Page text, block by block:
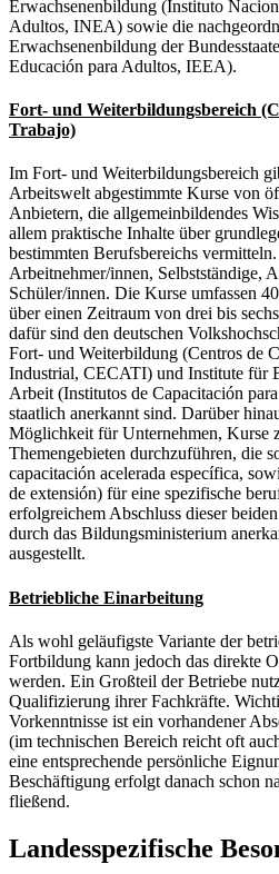
Erwachsenenbildung (Instituto
Adultos, INEA) sowie die
Erwachsenenbildung der
Educación para Adultos, IEEA).
Fort- und Weiterbildungsbereich
Trabajo)
Im Fort- und Weiterbildungsbereich
Arbeitswelt abgestimmte Kurse von
Anbietern, die allgemeinbildendes
allem praktische Inhalte über
bestimmten Berufsbereichs
Arbeitnehmer/innen, Selbstständige,
Schüler/innen. Die Kurse umfassen
über einen Zeitraum von drei bis
dafür sind den deutschen
Fort- und Weiterbildung (Centros de
Industrial, CECATI) und Institute für
Arbeit (Institutos de Capacitación
staatlich anerkannt sind. Darüber
Möglichkeit für Unternehmen, Kurse
Themengebieten durchzuführen, die
capacitación acelerada específica,
de extensión) für eine spezifische
erfolgreichem Abschluss dieser
durch das Bildungsministerium
ausgestellt.
Betriebliche Einarbeitung
Als wohl geläufigste Variante der
Fortbildung kann jedoch das direkte
werden. Ein Großteil der Betriebe
Qualifizierung ihrer Fachkräfte.
Vorkenntnisse ist ein vorhandener
(im technischen Bereich reicht oft
eine entsprechende persönliche
Beschäftigung erfolgt danach schon
fließend.
Landesspezifische